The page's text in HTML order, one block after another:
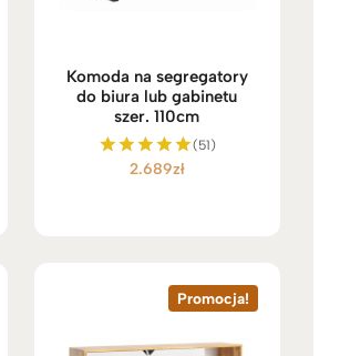
Komoda na segregatory
do biura lub gabinetu
szer. 110cm
Oceniono
(51)
2.689zł
Promocja!